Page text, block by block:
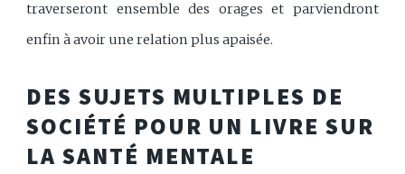
traverseront ensemble des orages et parviendront
enfin à avoir une relation plus apaisée.
DES SUJETS MULTIPLES DE
SOCIÉTÉ POUR UN LIVRE SUR
LA SANTÉ MENTALE